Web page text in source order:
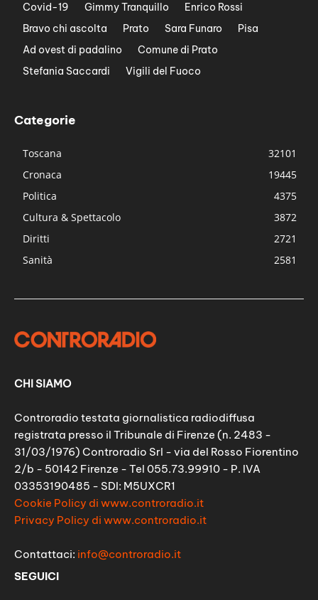
Covid-19
Gimmy Tranquillo
Enrico Rossi
Bravo chi ascolta
Prato Sara Funaro
Pisa
Ad ovest di padalino
Comune di Prato
Stefania Saccardi
Vigili del Fuoco
Categorie
Toscana
32101
Cronaca
19445
Politica
4375
Cultura & Spettacolo
3872
Diritti
2721
Sanità
2581
CHI SIAMO
Controradio testata giornalistica radiodiffusa
registrata presso il Tribunale di Firenze (n. 2483 -
31/03/1976) Controradio Srl - via del Rosso Fiorentino
2/b - 50142 Firenze - Tel 055.73.99910 - P. IVA
03353190485 - SDI: M5UXCR1
Cookie Policy di www.controradio.it
Privacy Policy di www.controradio.it
Contattaci: info@controradio.it
SEGUICI